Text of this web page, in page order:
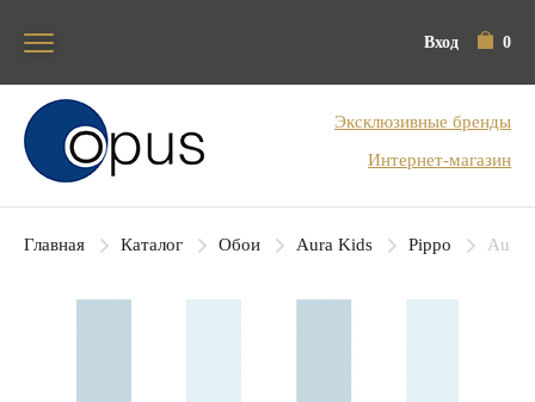
Вход 0
Блок поиска
Эксклюзивные бренды
Интернет-магазин
Главная Каталог Обои Aura Kids Pippo Aura